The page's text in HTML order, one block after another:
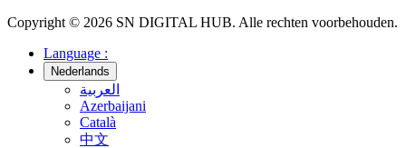
Copyright © 2026 SN DIGITAL HUB. Alle rechten voorbehouden.
Language :
Nederlands
العربية
Azerbaijani
Català
中文